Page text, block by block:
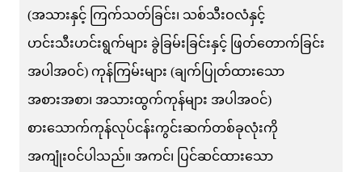
(အသားနှင့် ကြက်သတ်ခြင်း၊ သစ်သီးဝလံနှင့်
ဟင်းသီးဟင်းရွက်များ ခွဲခြမ်းခြင်းနှင့် ဖြတ်တောက်ခြင်း
အပါအဝင်) ကုန်ကြမ်းများ (ချက်ပြုတ်ထားသော
အစားအစာ၊ အသားထွက်ကုန်များ အပါအဝင်)
စားသောက်ကုန်လုပ်ငန်းကွင်းဆက်တစ်ခုလုံးကို
အကျုံးဝင်ပါသည်။ အကင်၊ ပြင်ဆင်ထားသော